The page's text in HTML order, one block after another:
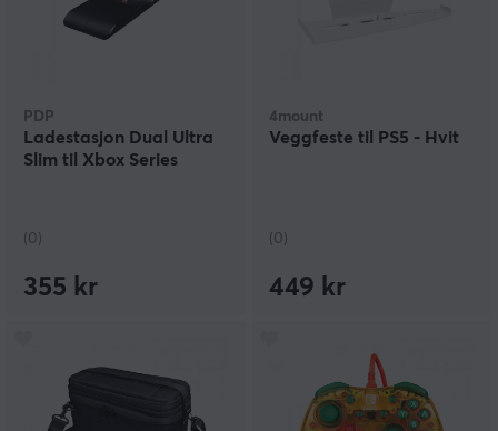
PDP
Ladestasjon Dual Ultra
Slim til Xbox Series
(0)
355 kr
4mount
Veggfeste til PS5 - Hvit
(0)
449 kr